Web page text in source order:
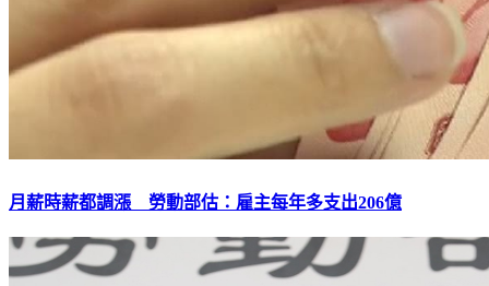
月薪時薪都調漲 勞動部估：雇主每年多支出206億